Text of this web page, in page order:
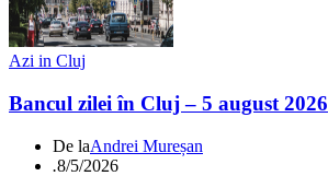
Azi in Cluj
Bancul zilei în Cluj – 5 august 2026
De laAndrei Mureșan
.8/5/2026